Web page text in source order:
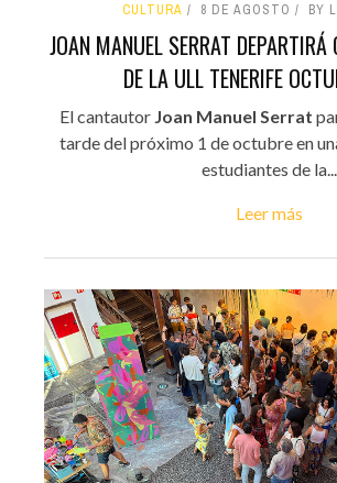
CULTURA 8 DE AGOSTO BY
JOAN MANUEL SERRAT
DE LA ULL TENERIFE
El cantautor Joan Manuel Serrat
tarde del próximo 1 de octubre en
estudiantes de la...
Leer más